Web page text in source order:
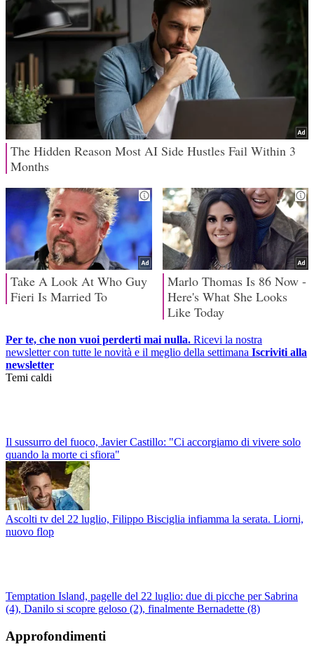
Per te, che non vuoi perderti mai nulla. Ricevi la nostra
newsletter con tutte le novità e il meglio della settimana Iscriviti alla
newsletter
Temi caldi
Il sussurro del fuoco, Javier Castillo: "Ci accorgiamo di vivere solo
quando la morte ci sfiora"
Ascolti tv del 22 luglio, Filippo Bisciglia infiamma la serata. Liorni,
nuovo flop
Temptation Island, pagelle del 22 luglio: due di picche per Sabrina
(4), Danilo si scopre geloso (2), finalmente Bernadette (8)
Approfondimenti